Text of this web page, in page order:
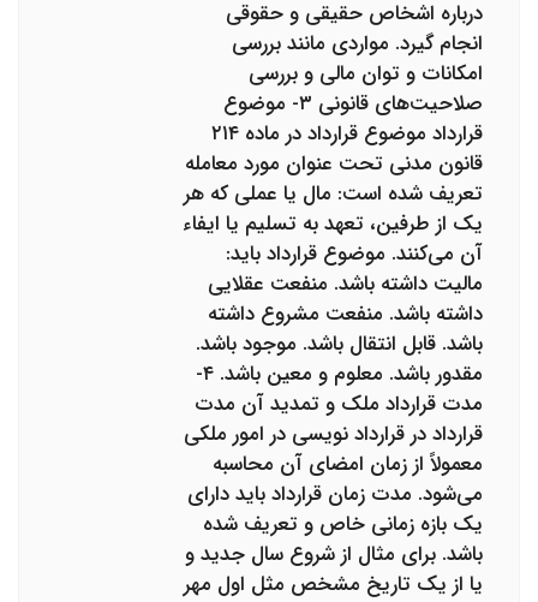
درباره اشخاص حقیقی و حقوقی
انجام گیرد. مواردی مانند بررسی
امکانات و توان مالی و بررسی
صلاحیت‌های قانونی ۳- موضوع
قرارداد موضوع قرارداد در ماده ۲۱۴
قانون مدنی تحت عنوان مورد معامله
تعریف شده است: مال یا عملی که هر
یک از طرفین، تعهد به تسلیم یا ایفاء
آن می‌کنند. موضوع قرارداد باید:
مالیت داشته باشد. منفعت عقلایی
داشته باشد. منفعت مشروع داشته
باشد. قابل انتقال باشد. موجود باشد.
مقدور باشد. معلوم و معین باشد. ۴-
مدت قرارداد ملک و تمدید آن مدت
قرارداد در قرارداد نویسی در امور ملکی
معمولاً از زمان امضای آن محاسبه
می‌شود. مدت زمان قرارداد باید دارای
یک بازه زمانی خاص و تعریف شده
باشد. برای مثال از شروع سال جدید و
یا از یک تاریخ مشخص مثل اول مهر